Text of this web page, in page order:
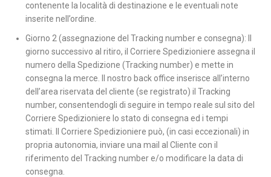
contenente la località di destinazione e le eventuali note
inserite nell’ordine.
Giorno 2 (assegnazione del Tracking number e consegna): Il
giorno successivo al ritiro, il Corriere Spedizioniere assegna il
numero della Spedizione (Tracking number) e mette in
consegna la merce. Il nostro back office inserisce all’interno
dell’area riservata del cliente (se registrato) il Tracking
number, consentendogli di seguire in tempo reale sul sito del
Corriere Spedizioniere lo stato di consegna ed i tempi
stimati. Il Corriere Spedizioniere può, (in casi eccezionali) in
propria autonomia, inviare una mail al Cliente con il
riferimento del Tracking number e/o modificare la data di
consegna.